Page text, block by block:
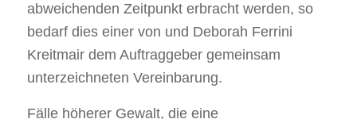
abweichenden Zeitpunkt erbracht werden, so
bedarf dies einer von und Deborah Ferrini
Kreitmair dem Auftraggeber gemeinsam
unterzeichneten Vereinbarung.
Fälle höherer Gewalt, die eine